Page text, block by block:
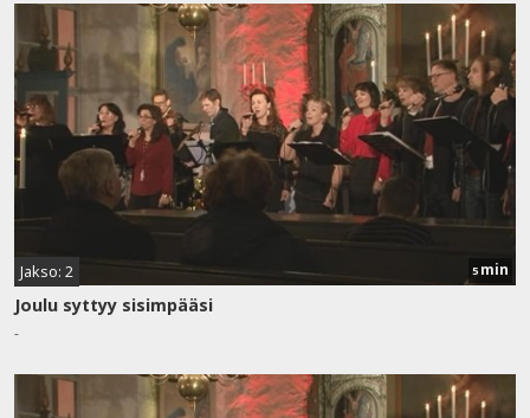
Jakso: 2 5 min
Joulu syttyy sisimpääsi
-